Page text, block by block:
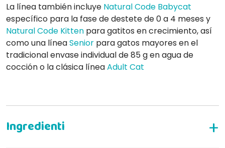
La línea también incluye NaturalCode Babycat
específico para la fase de destete de 0 a 4 meses y
Natural Code Kitten para gatitos en crecimiento, así
como una líneaSenior para gatos mayores en el
tradicional envase individual de 85 g en agua de
cocción o la clásica líneaAdult Cat